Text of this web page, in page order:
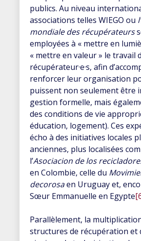
publics. Au niveau
associations telles WIEGO ou
mondiale des récupérateurs
employées à « mettre en
« mettre en valeur » le travail
récupérateur·e·s, afin
renforcer leur organisation
puissent non seulement être
gestion formelle, mais
des conditions de vie
éducation, logement). Ces
écho à des initiatives locales
anciennes, plus localisées
l’Asociacion de los
en Colombie, celle du
decorosaen Uruguay et,
Sœur Emmanuelle en Egypte
Parallèlement, la
structures de récupération et